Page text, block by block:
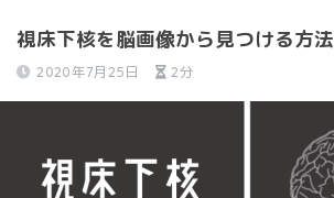
視床下核を脳画像から見つける方法
2020年7月25日 2分